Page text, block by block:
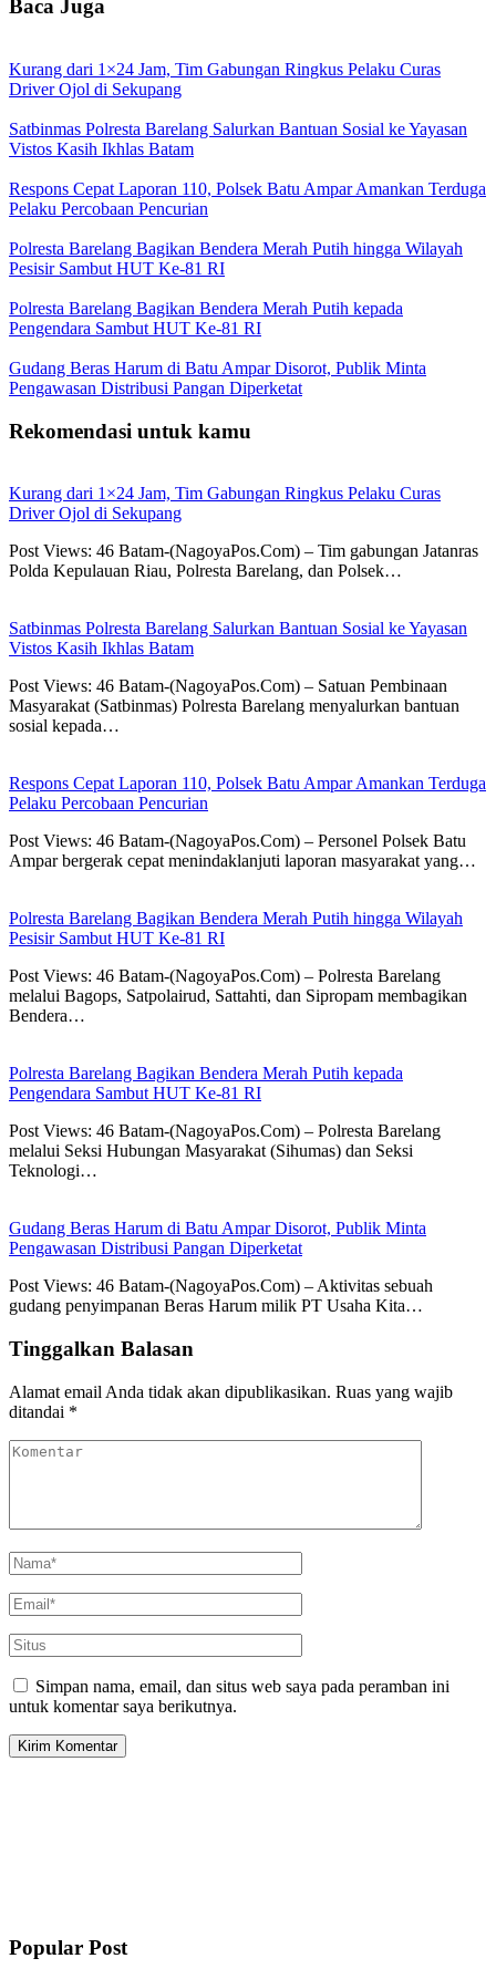
Baca Juga
Kurang dari 1×24 Jam, Tim Gabungan Ringkus Pelaku Curas
Driver Ojol di Sekupang
Satbinmas Polresta Barelang Salurkan Bantuan Sosial ke Yayasan
Vistos Kasih Ikhlas Batam
Respons Cepat Laporan 110, Polsek Batu Ampar Amankan Terduga
Pelaku Percobaan Pencurian
Polresta Barelang Bagikan Bendera Merah Putih hingga Wilayah
Pesisir Sambut HUT Ke-81 RI
Polresta Barelang Bagikan Bendera Merah Putih kepada
Pengendara Sambut HUT Ke-81 RI
Gudang Beras Harum di Batu Ampar Disorot, Publik Minta
Pengawasan Distribusi Pangan Diperketat
Rekomendasi untuk kamu
Kurang dari 1×24 Jam, Tim Gabungan Ringkus Pelaku Curas
Driver Ojol di Sekupang
Post Views: 46 Batam-(NagoyaPos.Com) – Tim gabungan Jatanras
Polda Kepulauan Riau, Polresta Barelang, dan Polsek…
Satbinmas Polresta Barelang Salurkan Bantuan Sosial ke Yayasan
Vistos Kasih Ikhlas Batam
Post Views: 46 Batam-(NagoyaPos.Com) – Satuan Pembinaan
Masyarakat (Satbinmas) Polresta Barelang menyalurkan bantuan
sosial kepada…
Respons Cepat Laporan 110, Polsek Batu Ampar Amankan Terduga
Pelaku Percobaan Pencurian
Post Views: 46 Batam-(NagoyaPos.Com) – Personel Polsek Batu
Ampar bergerak cepat menindaklanjuti laporan masyarakat yang…
Polresta Barelang Bagikan Bendera Merah Putih hingga Wilayah
Pesisir Sambut HUT Ke-81 RI
Post Views: 46 Batam-(NagoyaPos.Com) – Polresta Barelang
melalui Bagops, Satpolairud, Sattahti, dan Sipropam membagikan
Bendera…
Polresta Barelang Bagikan Bendera Merah Putih kepada
Pengendara Sambut HUT Ke-81 RI
Post Views: 46 Batam-(NagoyaPos.Com) – Polresta Barelang
melalui Seksi Hubungan Masyarakat (Sihumas) dan Seksi
Teknologi…
Gudang Beras Harum di Batu Ampar Disorot, Publik Minta
Pengawasan Distribusi Pangan Diperketat
Post Views: 46 Batam-(NagoyaPos.Com) – Aktivitas sebuah
gudang penyimpanan Beras Harum milik PT Usaha Kita…
Tinggalkan Balasan
Alamat email Anda tidak akan dipublikasikan. Ruas yang wajib
ditandai *
Simpan nama, email, dan situs web saya pada peramban ini
untuk komentar saya berikutnya.
Popular Post